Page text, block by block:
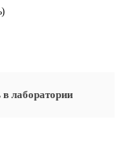
в лаборатории